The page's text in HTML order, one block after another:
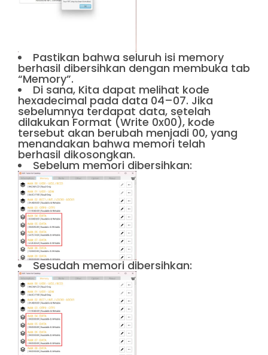
Pastikan bahwa seluruh isi memory
berhasil dibersihkan dengan membuka tab
“Memory”.
Di sana, Kita dapat melihat kode
hexadecimal pada data 04–07. Jika
sebelumnya terdapat data, setelah
dilakukan Format (Write 0x00), kode
tersebut akan berubah menjadi 00, yang
menandakan bahwa memori telah
berhasil dikosongkan.
Sebelum memori dibersihkan:
Sesudah memori dibersihkan: